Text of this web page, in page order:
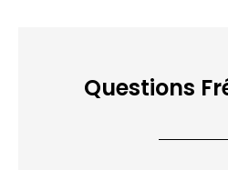
Questions